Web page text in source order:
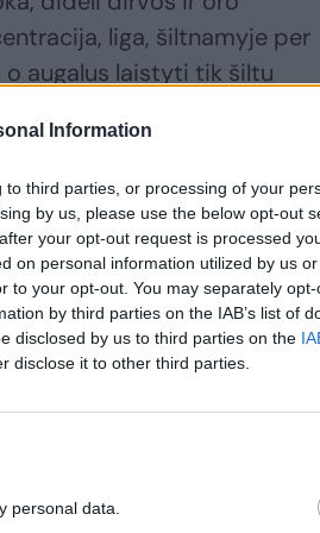
Information
third parties, or processing of your
by us, please use the below opt-out
your opt-out request is processed
on personal information utilized by us
to your opt-out. You may separately
by third parties on the IAB’s list of
disclosed by us to third parties on the
disclose it to other third parties.
personal data.
liga, šiltnamyje per
augalus laistyti tik šiltu
jų lapai vis tiek vysta,
puvinio požymiai
šaknis parunda,
ir džiūsta.
augalas nuleipsta.
palaistyti fungicidų tirpalu
ryškiai rožiniu kalio
išleis naujas šaknis.
Agurkų lapai gali
skubiau nuplaukime
vys.